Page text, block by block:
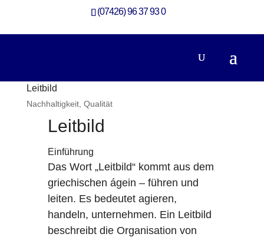
(07426) 96 37 93 0
Leitbild
Nachhaltigkeit, Qualität
Leitbild
Einführung
Das Wort „Leitbild“ kommt aus dem
griechischen ágein – führen und
leiten. Es bedeutet agieren,
handeln, unternehmen. Ein Leitbild
beschreibt die Organisation von